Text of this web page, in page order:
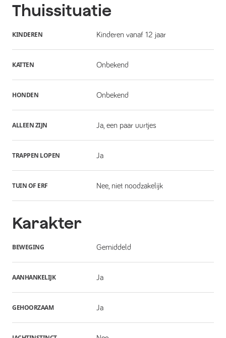
Thuissituatie
KINDEREN Kinderen vanaf 12 jaar
KATTEN Onbekend
HONDEN Onbekend
ALLEEN ZIJN Ja, een paar uurtjes
TRAPPEN LOPEN Ja
TUIN OF ERF Nee, niet noodzakelijk
Karakter
BEWEGING Gemiddeld
AANHANKELIJK Ja
GEHOORZAAM Ja